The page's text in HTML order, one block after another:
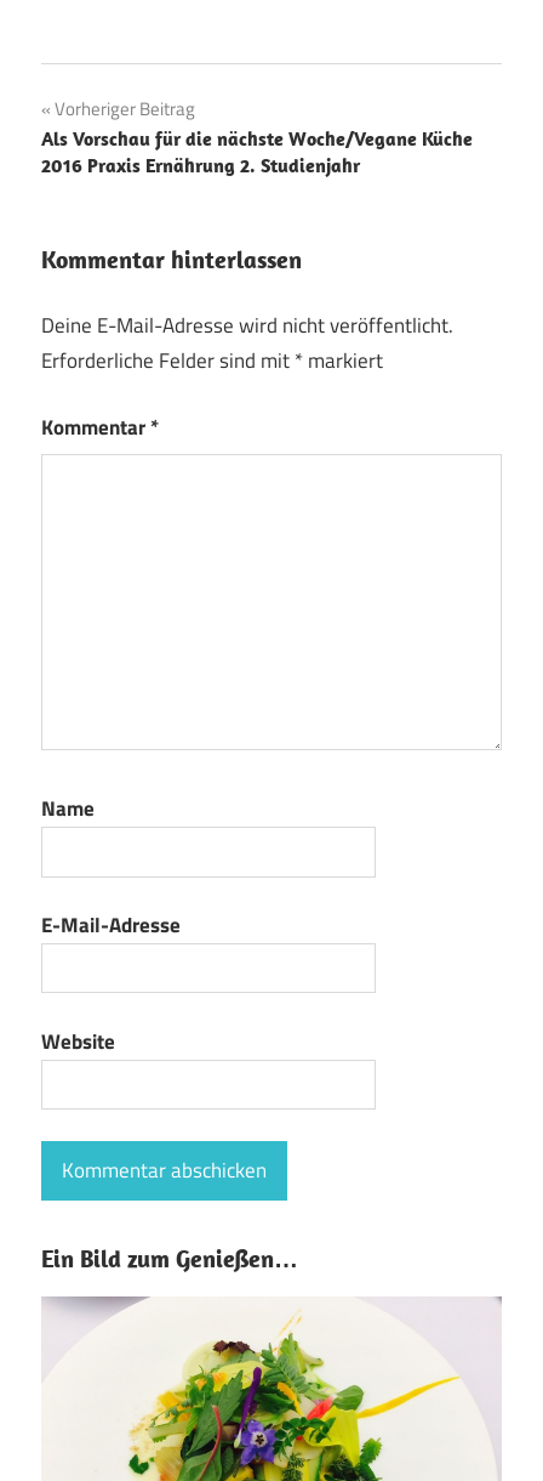
Beitragsnavigation
Vorheriger Beitrag
Als Vorschau für die nächste Woche/Vegane Küche
2016 Praxis Ernährung 2. Studienjahr
Kommentar hinterlassen
Deine E-Mail-Adresse wird nicht veröffentlicht.
Erforderliche Felder sind mit*markiert
Kommentar*
Name
E-Mail-Adresse
Website
Ein Bild zum Genießen…